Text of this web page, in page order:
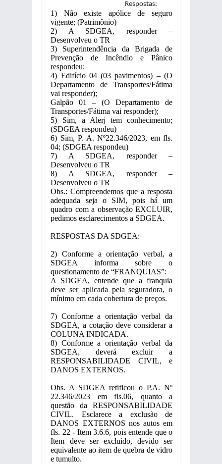
Respostas:
1) Não existe apólice de seguro
vigente; (Patrimônio)
2) A SDGEA, responder –
Desenvolveu o TR
3) Superintendência da Brigada de
Prevenção de Incêndio e Pânico
respondeu;
4) Edifício 04 (03 pavimentos) – (O
Departamento de Transportes/Fátima
vai responder);
Galpão 01 – (O Departamento de
Transportes/Fátima vai responder);
5) Sim, a Alerj tem conhecimento;
(SDGEA respondeu)
6) Sim, P. A. Nº22.346/2023, em fls.
04; (SDGEA respondeu)
7) A SDGEA, responder –
Desenvolveu o TR
8) A SDGEA, responder –
Desenvolveu o TR
Obs.: Compreendemos que a resposta
adequada seja o SIM, pois há um
quadro com a observação EXCLUIR,
pedimos esclarecimentos a SDGEA.
RESPOSTAS DA SDGEA:
2) Conforme a orientação verbal, a
SDGEA informa sobre o
questionamento de “FRANQUIAS”:
A SDGEA, entende que a franquia
deve ser aplicada pela seguradora, o
mínimo em cada cobertura de preços.
7) Conforme a orientação verbal da
SDGEA, a cotação deve considerar a
COLUNA INDICADA.
8) Conforme a orientação verbal da
SDGEA, deverá excluir a
RESPONSABILIDADE CIVIL, e
DANOS EXTERNOS.
Obs. A SDGEA retificou o P.A. Nº
22.346/2023 em fls.06, quanto a
questão da RESPONSABILIDADE
CIVIL. Esclarece a exclusão de
DANOS EXTERNOS nos autos em
fls. 22 - Item 3.6.6, pois entende que o
Item deve ser excluído, devido ser
equivalente ao item de quebra de vidro
e tumulto.